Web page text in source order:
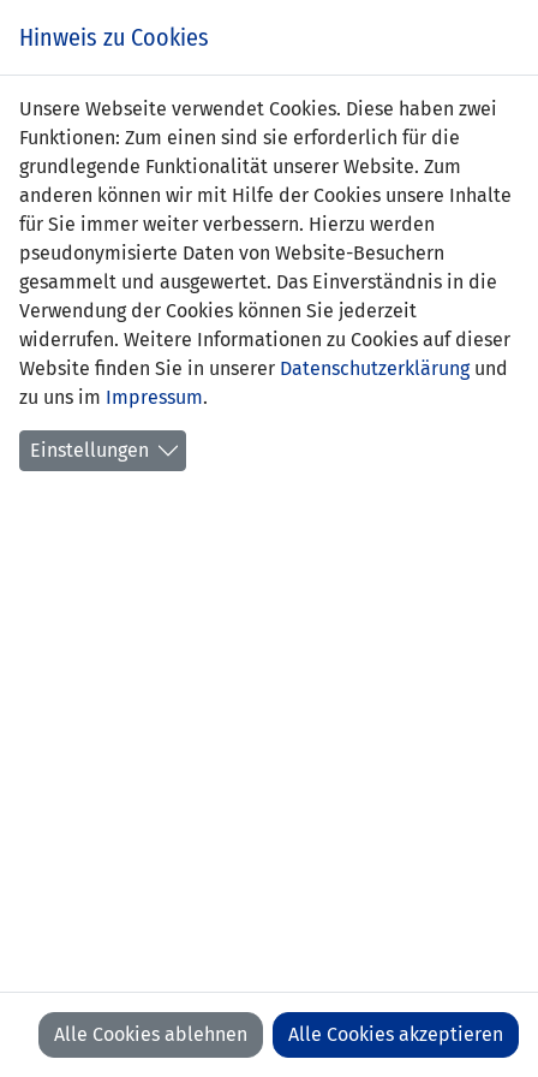
Sacha Vinconneau
Position:
Geburtsdatum: 1. Juni 2008
Anzahl Spiele: 0
Anzahl Tore: 0
Hinweis zu Cookies
Unsere Webseite verwendet Cookies. Diese haben zwei
Funktionen: Zum einen sind sie erforderlich für die
grundlegende Funktionalität unserer Website. Zum
anderen können wir mit Hilfe der Cookies unsere Inhalte
für Sie immer weiter verbessern. Hierzu werden
pseudonymisierte Daten von Website-Besuchern
gesammelt und ausgewertet. Das Einverständnis in die
Verwendung der Cookies können Sie jederzeit
widerrufen. Weitere Informationen zu Cookies auf dieser
Website finden Sie in unserer Datenschutzerklärungund
zu uns im Impressum.
Einstellungen
Alle Cookies ablehnen Alle Cookies akzeptieren